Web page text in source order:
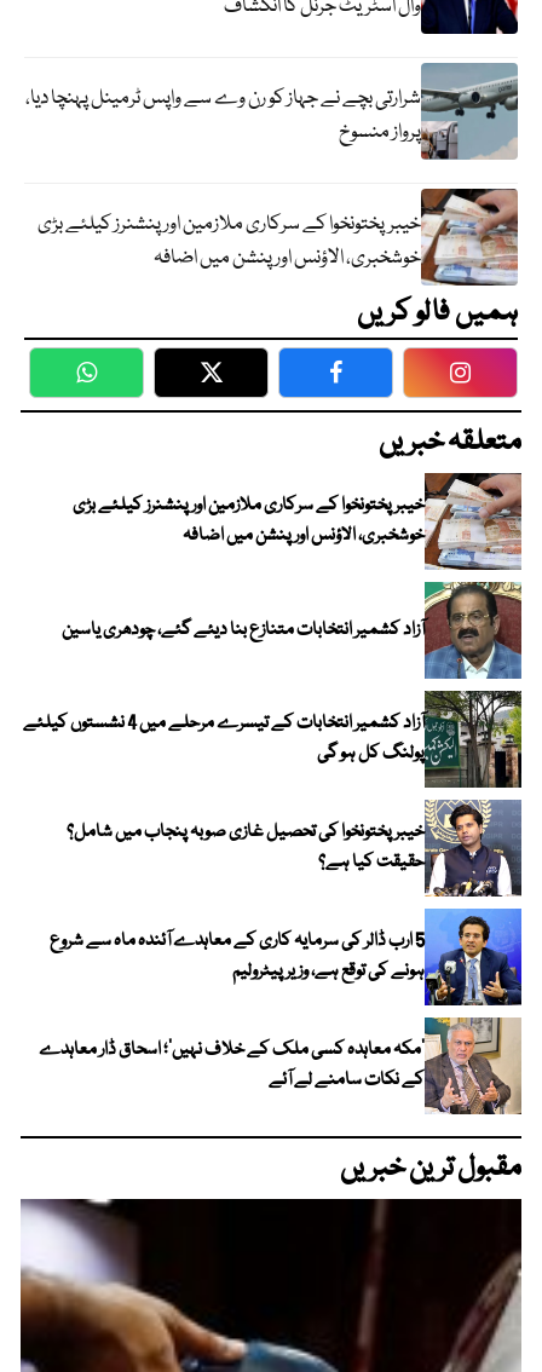
وال اسٹریٹ جرنل کا انکشاف
شرارتی بچے نے جہاز کو رن وے سے واپس ٹرمینل پہنچا دیا،
پرواز منسوخ
خیبرپختونخوا کے سرکاری ملازمین اور پنشنرز کیلئے بڑی
خوشخبری، الاؤنس اور پنشن میں اضافہ
ہمیں فالو کریں
WhatsApp Twitter Facebook
متعلقہ خبریں
خیبرپختونخوا کے سرکاری ملازمین اور پنشنرز کیلئے بڑی
خوشخبری، الاؤنس اور پنشن میں اضافہ
آزاد کشمیر انتخابات متنازع بنا دیئے گئے، چودھری یاسین
آزاد کشمیر انتخابات کے تیسرے مرحلے میں 4 نشستوں کیلئے
پولنگ کل ہو گی
خیبر پختونخوا کی تحصیل غازی صوبہ پنجاب میں شامل؟
حقیقت کیا ہے؟
5 ارب ڈالر کی سرمایہ کاری کے معاہدے آئندہ ماہ سے شروع
ہونے کی توقع ہے، وزیر پیٹرولیم
‘مکہ معاہدہ کسی ملک کے خلاف نہیں’؛ اسحاق ڈار معاہدے
کے نکات سامنے لے آئے
مقبول ترین خبریں